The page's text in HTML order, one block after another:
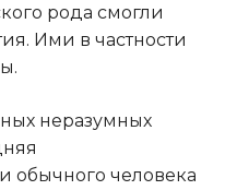
рода смогли
Ими в частности
неразумных
обычного человека